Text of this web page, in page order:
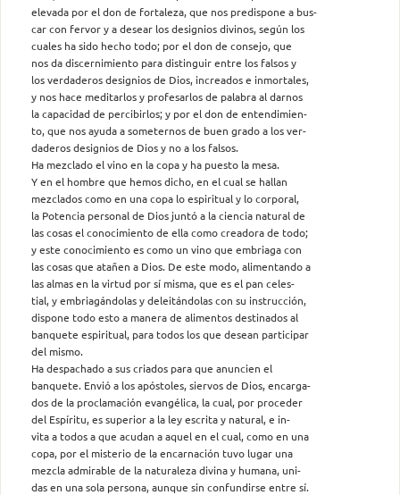
elevada por el don de fortaleza, que nos predispone a bus-
car con fervor y a desear los designios divinos, según los
cuales ha sido hecho todo; por el don de consejo, que
nos da discernimiento para distinguir entre los falsos y
los verdaderos designios de Dios, increados e inmortales,
y nos hace meditarlos y profesarlos de palabra al darnos
la capacidad de percibirlos; y por el don de entendimien-
to, que nos ayuda a someternos de buen grado a los ver-
daderos designios de Dios y no a los falsos.
Ha mezclado el vino en la copa y ha puesto la mesa.
Y en el hombre que hemos dicho, en el cual se hallan
mezclados como en una copa lo espiritual y lo corporal,
la Potencia personal de Dios juntó a la ciencia natural de
las cosas el conocimiento de ella como creadora de todo;
y este conocimiento es como un vino que embriaga con
las cosas que atañen a Dios. De este modo, alimentando a
las almas en la virtud por sí misma, que es el pan celes-
tial, y embriagándolas y deleitándolas con su instrucción,
dispone todo esto a manera de alimentos destinados al
banquete espiritual, para todos los que desean participar
del mismo.
Ha despachado a sus criados para que anuncien el
banquete. Envió a los apóstoles, siervos de Dios, encarga-
dos de la proclamación evangélica, la cual, por proceder
del Espíritu, es superior a la ley escrita y natural, e in-
vita a todos a que acudan a aquel en el cual, como en una
copa, por el misterio de la encarnación tuvo lugar una
mezcla admirable de la naturaleza divina y humana, uni-
das en una sola persona, aunque sin confundirse entre sí.